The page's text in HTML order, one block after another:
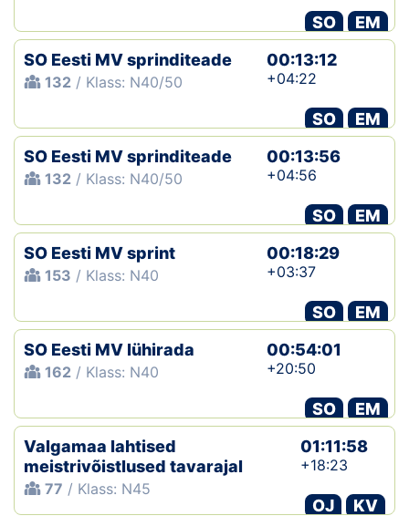
SO
EM
SO Eesti MV sprinditeade
132 / Klass: N40/50
00:13:12
+04:22
SO
EM
SO Eesti MV sprinditeade
132 / Klass: N40/50
00:13:56
+04:56
SO
EM
SO Eesti MV sprint
153 / Klass: N40
00:18:29
+03:37
SO
EM
SO Eesti MV lühirada
162 / Klass: N40
00:54:01
+20:50
SO
EM
Valgamaa lahtised
meistrivõistlused tavarajal
77 / Klass: N45
01:11:58
+18:23
OJ
KV